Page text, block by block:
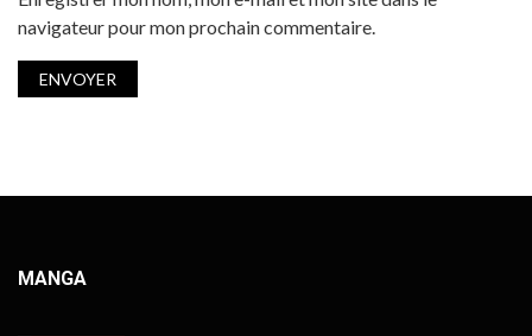
navigateur pour mon prochain commentaire.
MANGA